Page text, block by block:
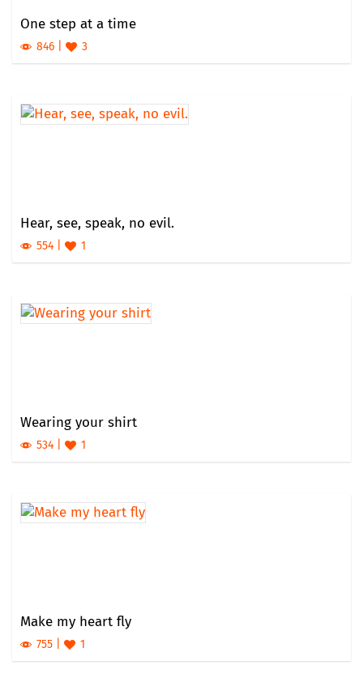
One step at a time
846 3
Hear, see, speak, no evil.
554 1
Wearing your shirt
534 1
Make my heart fly
755 1